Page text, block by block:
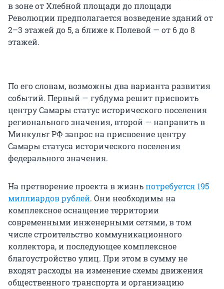
в зоне от Хлебной площади до площади
Революции предполагается возведение зданий от
2–3 этажей до 5, а ближе к Полевой — от 6 до 8
этажей.
По его словам, возможны два варианта развития
событий. Первый — губдума решит присвоить
центру Самары статус исторического поселения
регионального значения, второй — направить в
Минкульт РФ запрос на присвоение центру
Самары статуса исторического поселения
федерального значения.
На претворение проекта в жизньпотребуется 195
миллиардов рублей. Они необходимы на
комплексное оснащение территории
современными инженерными сетями, в том
числе строительство коммуникационного
коллектора, и последующее комплексное
благоустройство улиц. При этом в сумму не
входят расходы на изменение схемы движения
общественного транспорта и организацию